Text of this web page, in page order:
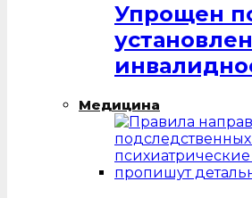
Упрощен
Медицина